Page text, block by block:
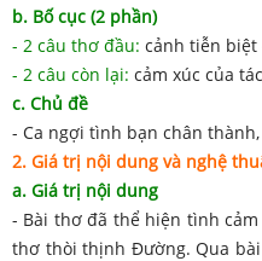
b. Bố cục (2 phần)
- 2 câu thơ đầu: cảnh tiễn biệt
- 2 câu còn lại: cảm xúc của
c. Chủ đề
- Ca ngợi tình bạn chân thành,
2. Giá trị nội dung và nghệ
a. Giá trị nội dung
- Bài thơ đã thể hiện tình
thơ thòi thịnh Đường. Qua